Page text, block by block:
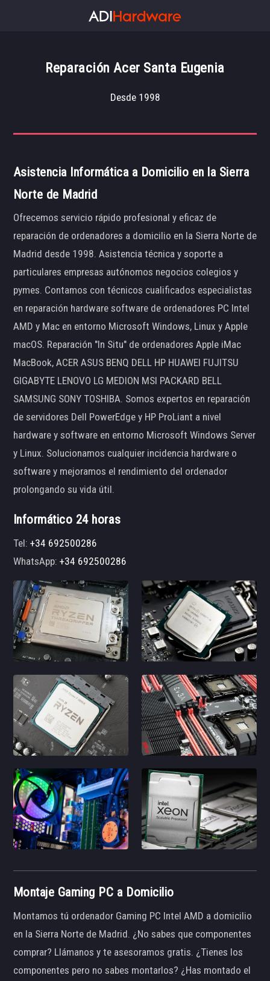
Reparación Acer Santa Eugenia
Desde 1998
Asistencia Informática a Domicilio en la Sierra
Norte de Madrid
Ofrecemos servicio rápido profesional y eficaz de
reparación de ordenadores a domicilio en la Sierra Norte de
Madrid desde 1998. Asistencia técnica y soporte a
particulares empresas autónomos negocios colegios y
pymes. Contamos con técnicos cualificados especialistas
en reparación hardware software de ordenadores PC Intel
AMD y Mac en entorno Microsoft Windows, Linux y Apple
macOS. Reparación "In Situ" de ordenadores Apple iMac
MacBook, ACER ASUS BENQ DELL HP HUAWEI FUJITSU
GIGABYTE LENOVO LG MEDION MSI PACKARD BELL
SAMSUNG SONY TOSHIBA. Somos expertos en reparación
de servidores Dell PowerEdge y HP ProLiant a nivel
hardware y software en entorno Microsoft Windows Server
y Linux. Solucionamos cualquier incidencia hardware o
software y mejoramos el rendimiento del ordenador
prolongando su vida útil.
Informático 24 horas
Tel:+34 692500286
WhatsApp:+34 692500286
Montaje Gaming PC a Domicilio
Montamos tú ordenador Gaming PC Intel AMD a domicilio
en la Sierra Norte de Madrid. ¿No sabes que componentes
comprar? Llámanos y te asesoramos gratis. ¿Tienes los
componentes pero no sabes montarlos? ¿Has montado el